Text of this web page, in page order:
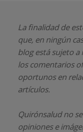
La finalidad de
que, en ningún
blog está sujeto a
los comentarios
oportunos en
artículos.
Quirónsaludno
opiniones e